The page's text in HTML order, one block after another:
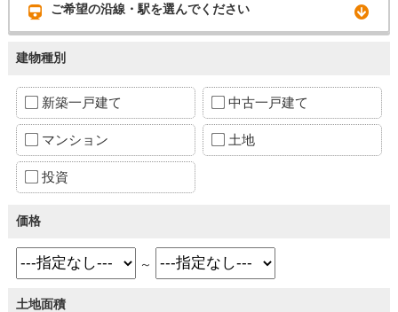
ご希望の沿線・駅を選んでください
建物種別
新築一戸建て 中古一戸建て
マンション 土地
投資
価格
～
土地面積